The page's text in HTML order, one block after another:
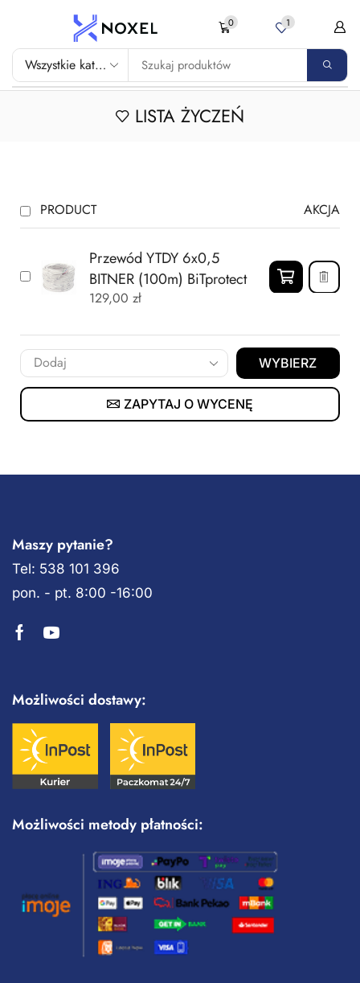
0 1
LISTA ŻYCZEŃ
PRODUCT AKCJA
Przewód YTDY 6x0,5
BITNER (100m) BiTprotect
129,00 zł
WYBIERZ
ZAPYTAJ O WYCENĘ
Maszy pytanie?
Tel: 538 101 396
pon. - pt. 8:00 -16:00
Możliwości dostawy:
Możliwości metody płatności: